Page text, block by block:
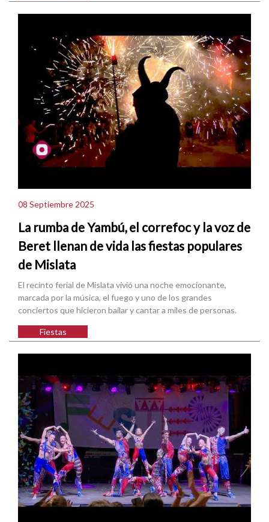
08 Septiembre 2025
La rumba de Yambú, el correfoc y la voz de
Beret llenan de vida las fiestas populares
de Mislata
El recinto ferial de Mislata vivió una noche emocionante,
marcada por la música, el fuego y uno de los grandes
conciertos que hicieron bailar y cantar a miles de personas.
Fiestas